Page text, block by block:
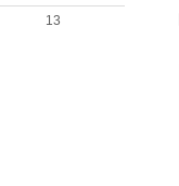
13